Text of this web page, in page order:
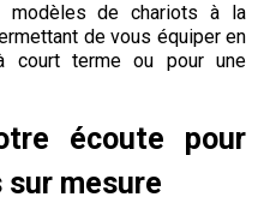
modèles de chariots à la
de vous équiper en
court terme ou pour une
écoute pour
mesure